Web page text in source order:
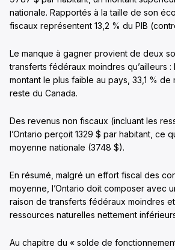
nationale. Rapportés à la taille de son
fiscaux représentent 13,2 % du PIB
Le manque à gagner provient de deux
transferts fédéraux moindres qu’ailleurs
montant le plus faible au pays, 33,1 %
reste du Canada.
Des revenus non fiscaux (incluant les
l’Ontario perçoit 1329 $ par habitant, ce
moyenne nationale (3748 $).
En résumé, malgré un effort fiscal des
moyenne, l’Ontario doit composer avec
raison de transferts fédéraux moindres
ressources naturelles nettement
Au chapitre du « solde de